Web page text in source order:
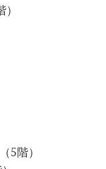
5階）